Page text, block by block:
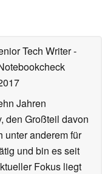
Tech Writer-
Jahren
den Großteil davon
unter anderem für
und bin es seit
Fokus liegt